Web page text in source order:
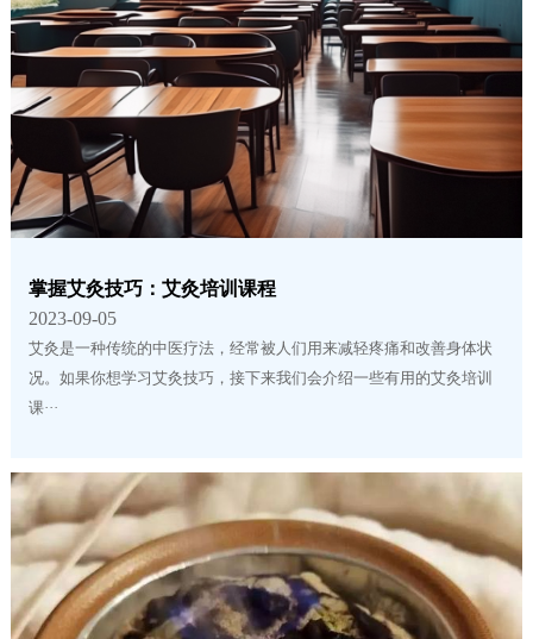
掌握艾灸技巧：艾灸培训课程
2023-09-05
艾灸是一种传统的中医疗法，经常被人们用来减轻疼痛和改善身体状
况。如果你想学习艾灸技巧，接下来我们会介绍一些有用的艾灸培训
课···